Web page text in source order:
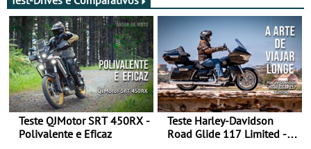
experience in Morocco
Teste QJMotor SRT 450RX -
Polivalente e Eficaz
Teste Harley-Davidson
Road Glide 117 Limited - A